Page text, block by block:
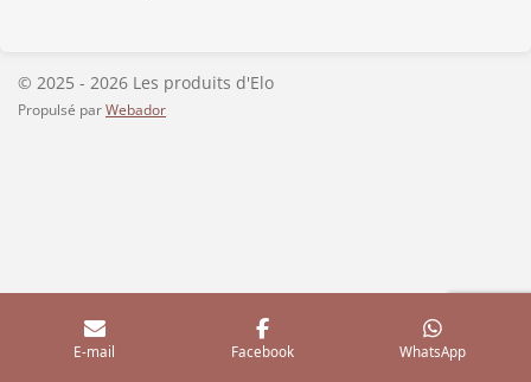
© 2025 - 2026 Les produits d'Elo
Propulsé par Webador
E-mail Facebook WhatsApp